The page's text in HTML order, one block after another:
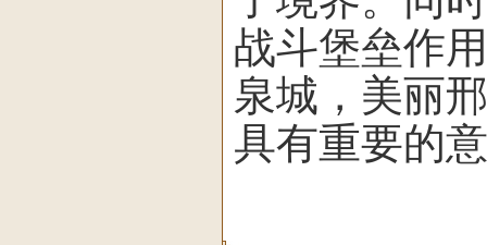
战斗堡垒作
泉城，美丽
具有重要的